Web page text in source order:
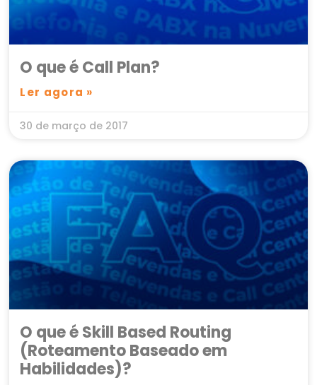
O que é Call Plan?
Ler agora »
30 de março de 2017
O que é Skill Based Routing
(Roteamento Baseado em
Habilidades)?